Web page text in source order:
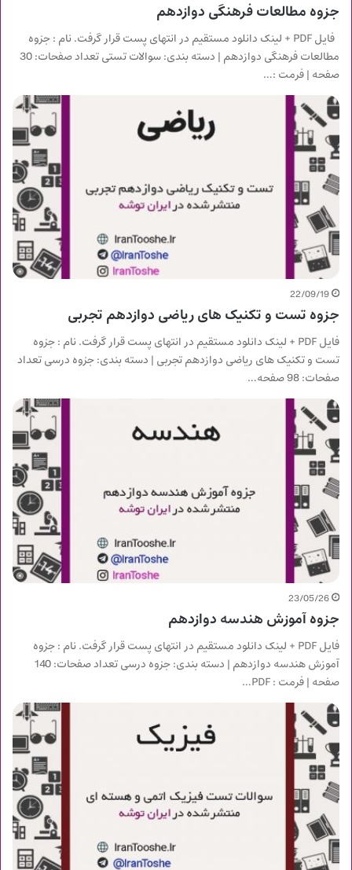
جزوه مطالعات فرهنگی دوازدهم
فایل PDF + لینک دانلود مستقیم در انتهای پست قرار گرفت. نام : جزوه
مطالعات فرهنگی دوازدهم | دسته بندی: سوالات تستی تعداد صفحات: 30
صفحه | فرمت :…
22/09/19
جزوه تست و تکنیک های ریاضی دوازدهم تجربی
فایل PDF + لینک دانلود مستقیم در انتهای پست قرار گرفت. نام : جزوه
تست و تکنیک های ریاضی دوازدهم تجربی | دسته بندی: جزوه درسی تعداد
صفحات: 98 صفحه…
23/05/26
جزوه آموزش هندسه دوازدهم
فایل PDF + لینک دانلود مستقیم در انتهای پست قرار گرفت. نام : جزوه
آموزش هندسه دوازدهم | دسته بندی: جزوه درسی تعداد صفحات: 140
صفحه | فرمت : PDF…